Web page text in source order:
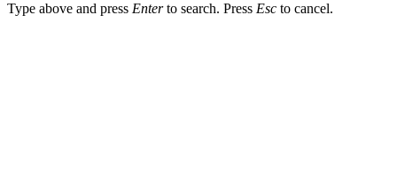
Type above and press Enterto search. Press Esc to cancel.